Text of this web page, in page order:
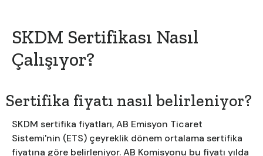
SKDM Sertifikası Nasıl
Çalışıyor?
Sertifika fiyatı nasıl belirleniyor?
SKDM sertifika fiyatları, AB Emisyon Ticaret
Sistemi'nin (ETS) çeyreklik dönem ortalama sertifika
fiyatına göre belirleniyor. AB Komisyonu bu fiyatı yılda